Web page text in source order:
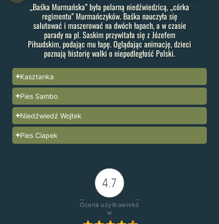
„Baśka Murmańska” była polarną niedźwiedzicą, „córka
regimentu” Murmańczyków. Baśka nauczyła się
salutować i maszerować na dwóch łapach, a w czasie
parady na pl. Saskim przywitała się z Józefem
Piłsudskim, podając mu łapę. Oglądając animację, dzieci
poznają historię walki o niepodległość Polski.
Kasztanka
Pies Sambo
Niedźwiedź Wojtek
Pies Ciapek
4.7
Ocena użytkownikó
w